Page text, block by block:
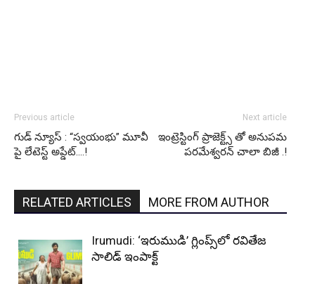
Previous article
గుడ్ న్యూస్ : “స్వయంభు” మూవీ
పై లేటెస్ట్ అప్డేట్….!
Next article
ఇంట్రెస్టింగ్ ప్రాజెక్ట్స్ తో అనుపమ
పరమేశ్వరన్ చాలా బిజీ .!
RELATED ARTICLES MORE FROM AUTHOR
Irumudi: ‘ఇరుముడి’ గ్లింప్స్‌లో రవితేజ
సాలిడ్ ఇంపాక్ట్